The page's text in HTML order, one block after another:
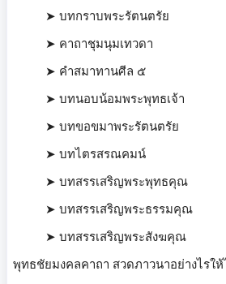
➤ บทกราบพระรัตนตรัย
➤ คาถาชุมนุมเทวดา
➤ คำสมาทานศีล ๕
➤ บทนอบน้อมพระพุทธเจ้า
➤ บทขอขมาพระรัตนตรัย
➤ บทไตรสรณคมน์
➤ บทสรรเสริญพระพุทธคุณ
➤ บทสรรเสริญพระธรรมคุณ
➤ บทสรรเสริญพระสังฆคุณ
พุทธชัยมงคลคาถา สวดภาวนาอย่างไรใ